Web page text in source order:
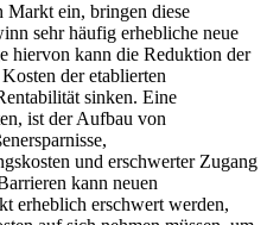
Markt ein, bringen diese
sehr häufig erhebliche neue
hiervon kann die Reduktion der
der etablierten
sinken. Eine
ist der Aufbau von
und erschwerter Zugang
kann neuen
erheblich erschwert werden,